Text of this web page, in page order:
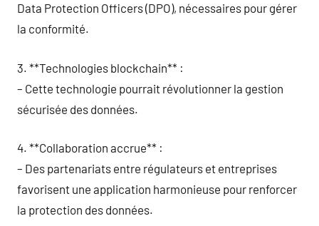
Data Protection Officers (DPO), nécessaires pour gérer
la conformité.
3. **Technologies blockchain** :
– Cette technologie pourrait révolutionner la gestion
sécurisée des données.
4. **Collaboration accrue** :
– Des partenariats entre régulateurs et entreprises
favorisent une application harmonieuse pour renforcer
la protection des données.